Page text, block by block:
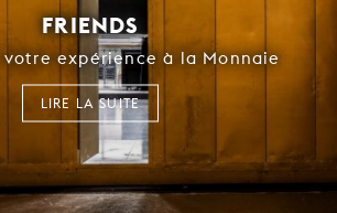
FRIENDS
votre expérience à la Monnaie
LIRE LA SUITE